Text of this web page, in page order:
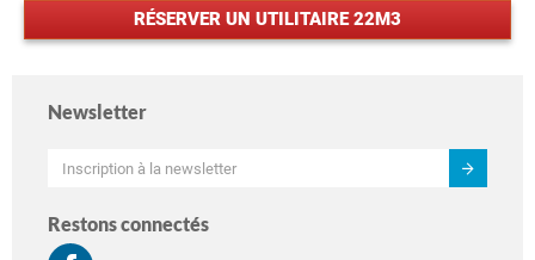
RÉSERVER UN UTILITAIRE 22M3
Newsletter
Restons connectés